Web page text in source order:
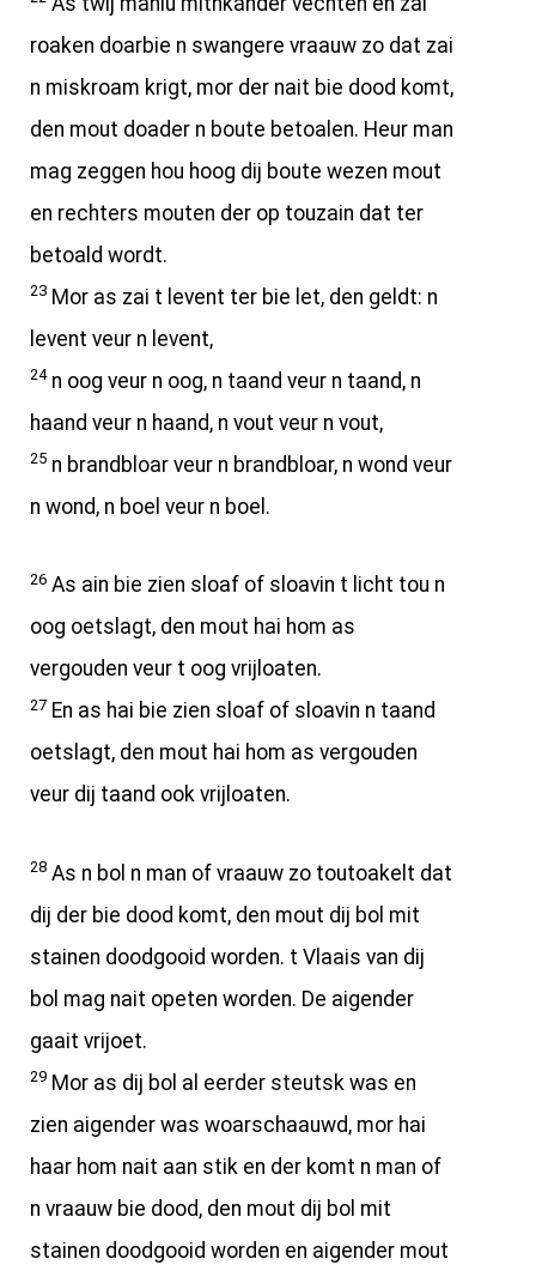
roaken doarbie n swangere vraauw zo dat zai
n miskroam krigt, mor der nait bie dood komt,
den mout doader n boute betoalen. Heur man
mag zeggen hou hoog dij boute wezen mout
en rechters mouten der op touzain dat ter
betoald wordt.
23 Mor as zai t levent ter bie let, den geldt: n
levent veur n levent,
24n oog veur n oog, n taand veur n taand, n
haand veur n haand, n vout veur n vout,
25 n brandbloar veur n brandbloar, n wond veur
n wond, n boel veur n boel.
26 As ain bie zien sloaf of sloavin t licht tou n
oog oetslagt, den mout hai hom as
vergouden veur t oog vrijloaten.
27 En as hai bie zien sloaf of sloavin n taand
oetslagt, den mout hai hom as vergouden
veur dij taand ook vrijloaten.
28 As n bol n man of vraauw zo toutoakelt dat
dij der bie dood komt, den mout dij bol mit
stainen doodgooid worden. t Vlaais van dij
bol mag nait opeten worden. De aigender
gaait vrijoet.
29 Mor as dij bol al eerder steutsk was en
zien aigender was woarschaauwd, mor hai
haar hom nait aan stik en der komt n man of
n vraauw bie dood, den mout dij bol mit
stainen doodgooid worden en aigender mout